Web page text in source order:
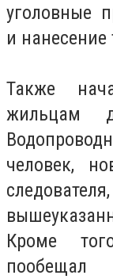
уголовные
и
Также
жильцам
человек,
Кроме
пообещал